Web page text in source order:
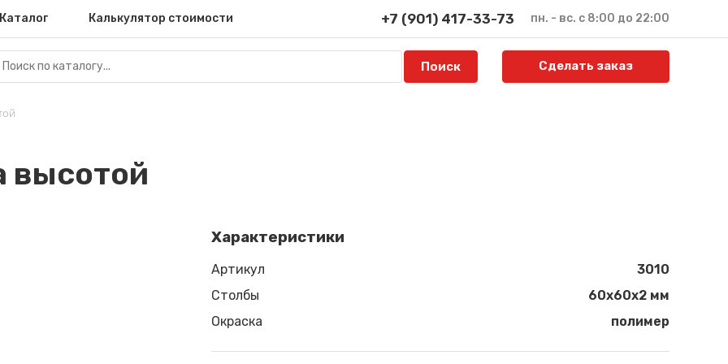
Каталог Калькулятор стоимости +7 (901) 417-33-73 пн. - вс. с 8:00 до 22:00
Сделать заказ
высотой
Характеристики
Артикул
3010
Столбы
60х60х2 мм
Окраска
полимер